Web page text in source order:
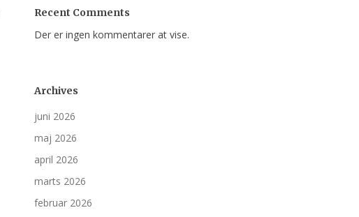
Recent Comments
Der er ingen kommentarer at vise.
Archives
juni 2026
maj 2026
april 2026
marts 2026
februar 2026